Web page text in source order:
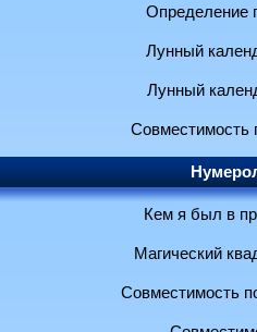
Определение
Лунный
Лунный
Кем я был в
Магический
Совместимость